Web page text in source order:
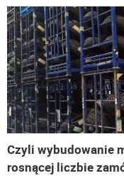
Czyli wybudowanie
rosnącej liczbie